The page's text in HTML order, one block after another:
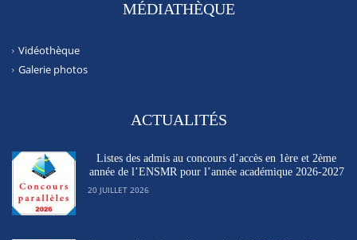
MÉDIATHÈQUE
Vidéothèque
Galerie photos
ACTUALITÉS
Listes des admis au concours d’accès en 1ère et 2ème
année de l’ENSMR pour l’année académique 2026-2027
20 JUILLET 2026